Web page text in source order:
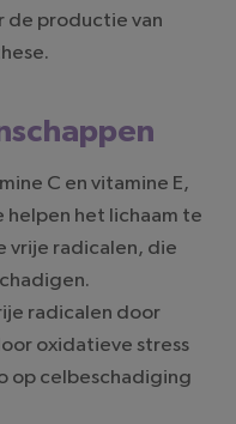
de productie van
C en vitamine E,
helpen het lichaam te
vrije radicalen, die
radicalen door
oxidatieve stress
op celbeschadiging